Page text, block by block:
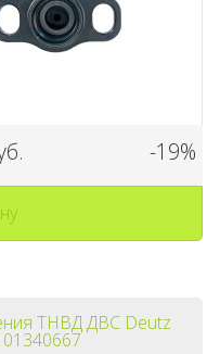
-19%
ТНВД ДВС Deutz
01340667